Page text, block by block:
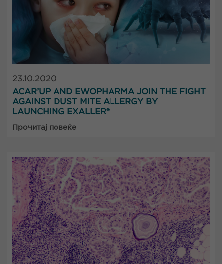
23.10.2020
ACAR’UP AND EWOPHARMA JOIN THE FIGHT
AGAINST DUST MITE ALLERGY BY
LAUNCHING EXALLER®
Прочитај повеќе